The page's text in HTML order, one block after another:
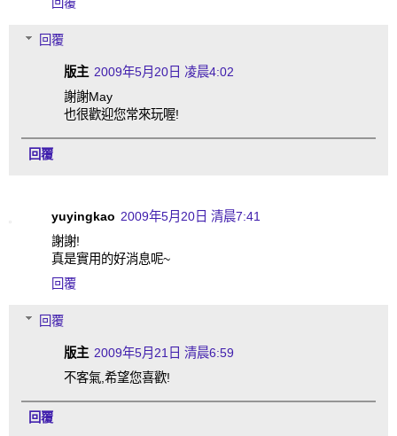
回覆
回覆
版主 2009年5月20日 凌晨4:02
謝謝May
也很歡迎您常來玩喔!
回覆
yuyingkao 2009年5月20日 清晨7:41
謝謝!
真是實用的好消息呢~
回覆
回覆
版主 2009年5月21日 清晨6:59
不客氣,希望您喜歡!
回覆